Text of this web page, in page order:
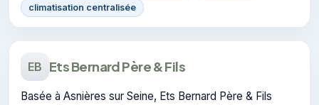
climatisation centralisée
EB Ets Bernard Père & Fils
Basée à Asnières sur Seine, Ets Bernard Père & Fils